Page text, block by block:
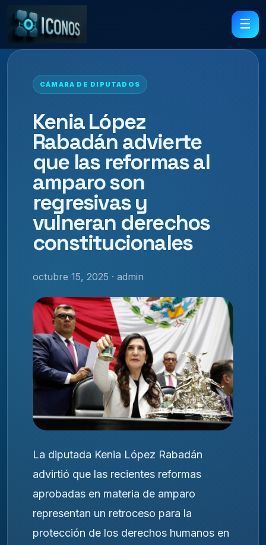
☰
CÁMARA DE DIPUTADOS
Kenia López
Rabadán advierte
que las reformas al
amparo son
regresivas y
vulneran derechos
constitucionales
octubre 15, 2025 · admin
La diputada Kenia López Rabadán
advirtió que las recientes reformas
aprobadas en materia de amparo
representan un retroceso para la
protección de los derechos humanos en